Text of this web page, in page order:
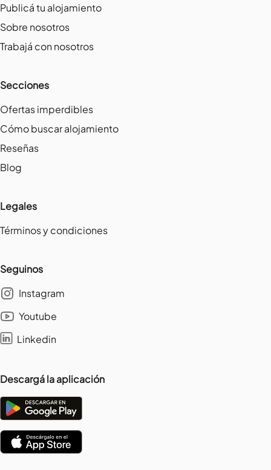
Publicá tu alojamiento
Sobre nosotros
Trabajá con nosotros
Secciones
Ofertas imperdibles
Cómo buscar alojamiento
Reseñas
Blog
Legales
Términos y condiciones
Seguinos
Instagram
Youtube
Linkedin
Descargá la aplicación